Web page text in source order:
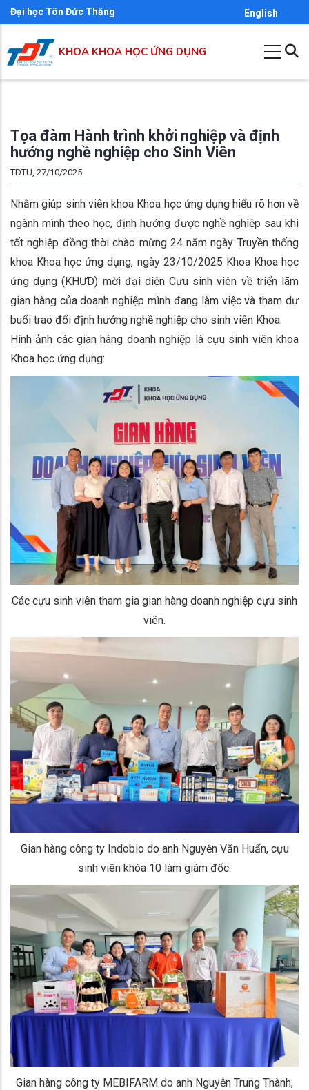
Nhảy
đến
nội
dung
Đại học Tôn Đức Thắng English
KHOA KHOA HỌC ỨNG DỤNG
Tọa đàm Hành trình khởi nghiệp và định
hướng nghề nghiệp cho Sinh Viên
TDTU, 27/10/2025
Nhằm giúp sinh viên khoa Khoa học ứng dụng hiểu rõ hơn về
ngành mình theo học, định hướng được nghề nghiệp sau khi
tốt nghiệp đồng thời chào mừng 24 năm ngày Truyền thống
khoa Khoa học ứng dụng, ngày 23/10/2025 Khoa Khoa học
ứng dụng (KHƯD) mời đại diện Cựu sinh viên về triển lãm
gian hàng của doanh nghiệp mình đang làm việc và tham dự
buổi trao đổi định hướng nghề nghiệp cho sinh viên Khoa.
Hình ảnh các gian hàng doanh nghiệp là cựu sinh viên khoa
Khoa học ứng dụng:
Các cựu sinh viên tham gia gian hàng doanh nghiệp cựu sinh
viên.
Gian hàng công ty Indobio do anh Nguyễn Văn Huẩn, cựu
sinh viên khóa 10 làm giám đốc.
Gian hàng công ty MEBIFARM do anh Nguyễn Trung Thành,